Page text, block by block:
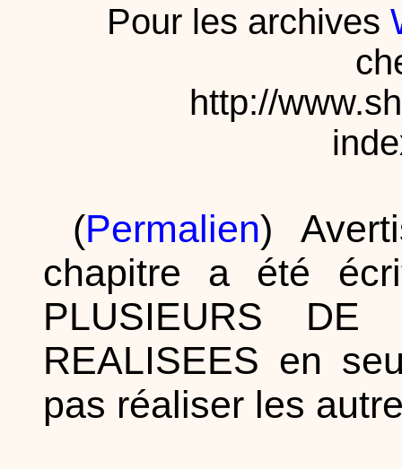
Pour les archives
http://
(Permalien)
chapitre a été
PLUSIEURS DE
REALISEES en
pas réaliser les